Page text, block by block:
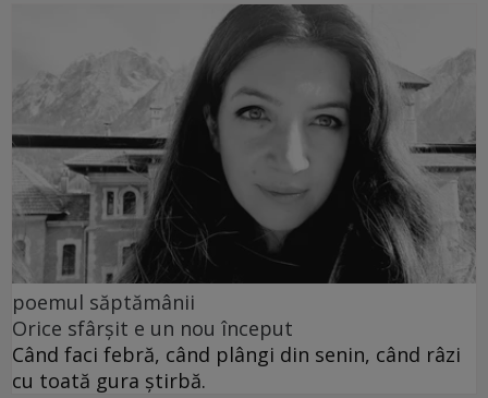
poemul săptămânii
Orice sfârșit e un nou început
Când faci febră, când plângi din senin, când râzi
cu toată gura știrbă.